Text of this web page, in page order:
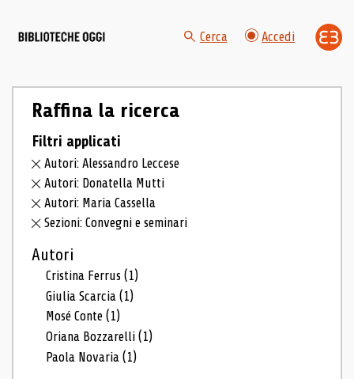
Cerca Accedi
Raffina la ricerca
Filtri applicati
Autori: Alessandro Leccese
Autori: Donatella Mutti
Autori: Maria Cassella
Sezioni: Convegni e seminari
Autori
Cristina Ferrus(1)
Giulia Scarcia(1)
Mosé Conte(1)
Oriana Bozzarelli(1)
Paola Novaria(1)